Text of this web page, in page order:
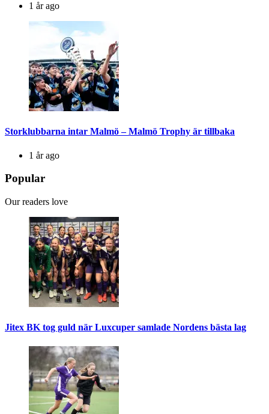
1 år ago
Storklubbarna intar Malmö – Malmö Trophy är tillbaka
1 år ago
Popular
Our readers love
Jitex BK tog guld när Luxcuper samlade Nordens bästa lag